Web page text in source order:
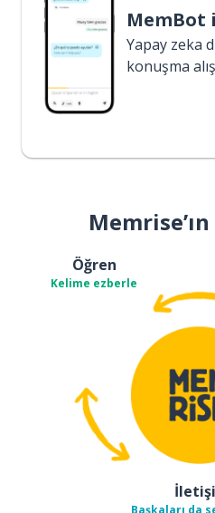
MemBot
Yapay zeka
konuşma
Öğren
Kelime ezberle
Başkaları da